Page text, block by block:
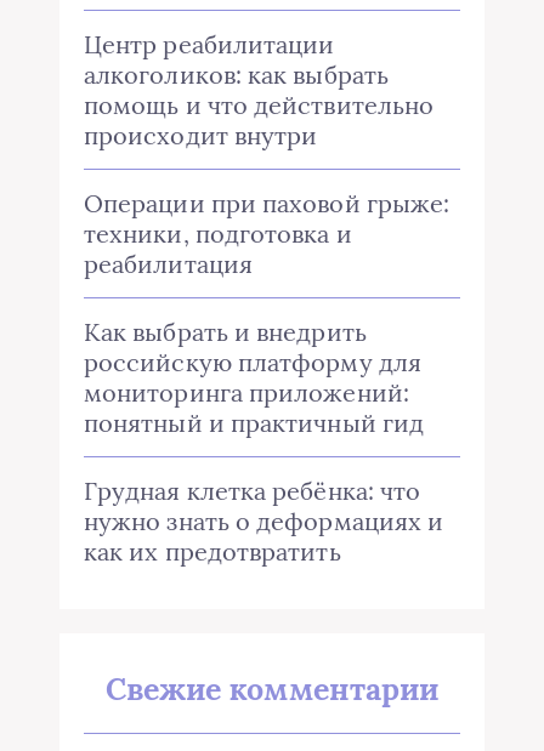
Центр реабилитации
алкоголиков: как выбрать
помощь и что действительно
происходит внутри
Операции при паховой грыже:
техники, подготовка и
реабилитация
Как выбрать и внедрить
российскую платформу для
мониторинга приложений:
понятный и практичный гид
Грудная клетка ребёнка: что
нужно знать о деформациях и
как их предотвратить
Свежие комментарии